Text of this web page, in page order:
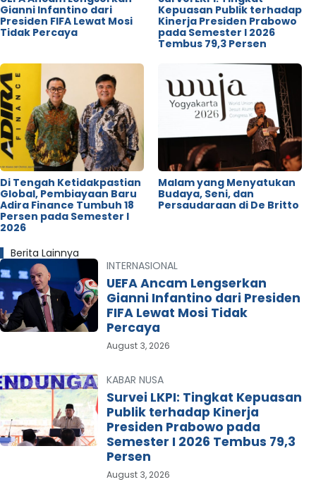
Gianni Infantino dari
Presiden FIFA Lewat Mosi
Tidak Percaya
Kepuasan Publik terhadap
Kinerja Presiden Prabowo
pada Semester I 2026
Tembus 79,3 Persen
Di Tengah Ketidakpastian
Global, Pembiayaan Baru
Adira Finance Tumbuh 18
Persen pada Semester I
2026
Malam yang Menyatukan
Budaya, Seni, dan
Persaudaraan di De Britto
Berita Lainnya
INTERNASIONAL
UEFA Ancam Lengserkan
Gianni Infantino dari Presiden
FIFA Lewat Mosi Tidak
Percaya
August 3, 2026
KABAR NUSA
Survei LKPI: Tingkat Kepuasan
Publik terhadap Kinerja
Presiden Prabowo pada
Semester I 2026 Tembus 79,3
Persen
August 3, 2026